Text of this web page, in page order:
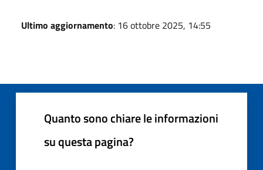
Ultimo aggiornamento: 16 ottobre 2025, 14:55
Quanto sono chiare le informazioni
su questa pagina?